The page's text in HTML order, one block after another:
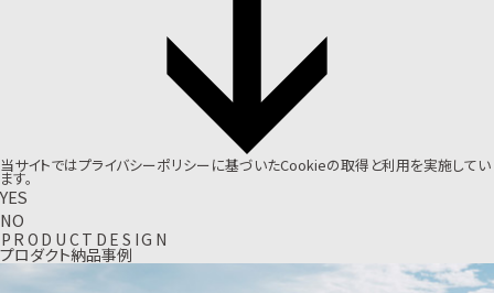
当サイトではプライバシーポリシーに基づいたCookieの取得と利用を実施してい
ます。
YES
NO
P R O D U CT D E S IG N
プロダクト納品事例